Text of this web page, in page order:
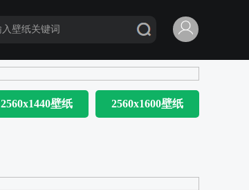
2560x1440壁纸 2560x1600壁纸